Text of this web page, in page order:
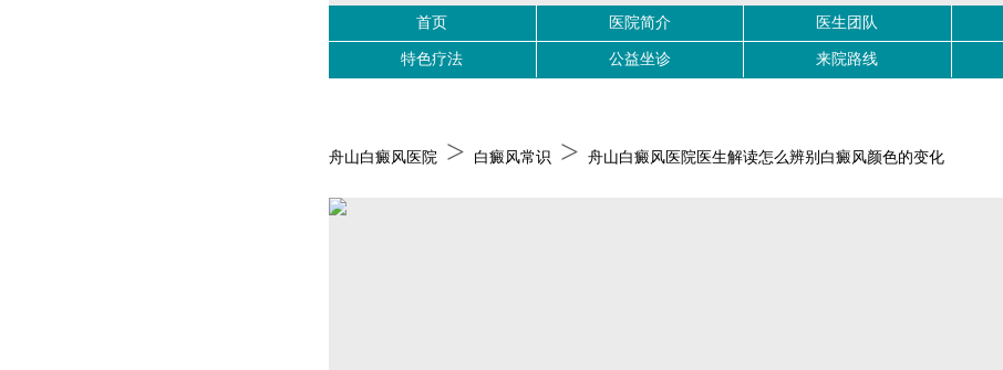
首页 医院简介 医生团队
特色疗法 公益坐诊 来院路线
舟山白癜风医院 > 白癜风常识 > 舟山白癜风医院医生解读怎么辨别白癜风颜色的变化